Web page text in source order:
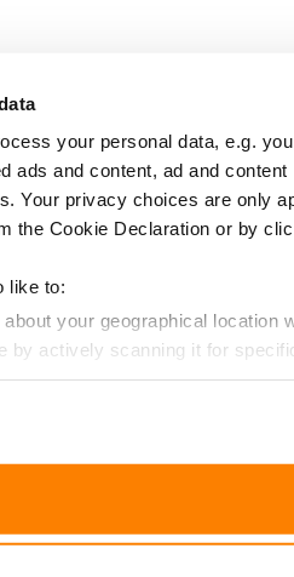
your personal data, e.g.
ads and content, ad and
Your privacy choices are only
the Cookie Declaration or by
like to:
your geographical
by actively scanning it for
personal data is processed